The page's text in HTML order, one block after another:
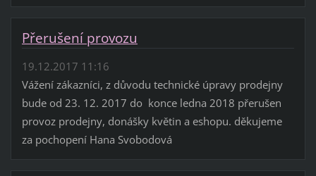
Přerušení provozu
19.12.2017 11:16
Vážení zákazníci, z důvodu technické úpravy prodejny
bude od 23. 12. 2017 do konce ledna 2018 přerušen
provoz prodejny, donášky květin a eshopu. děkujeme
za pochopení Hana Svobodová